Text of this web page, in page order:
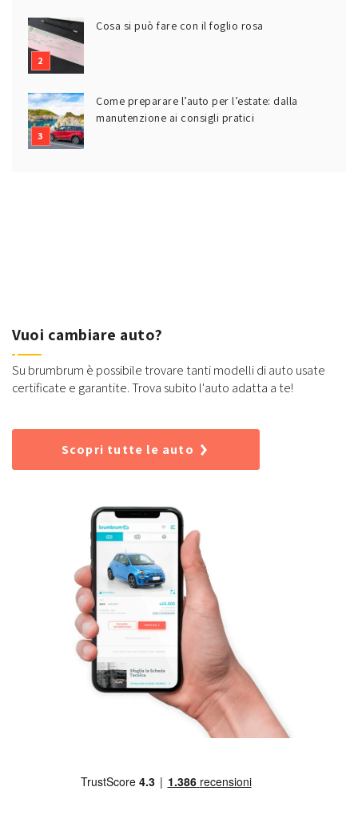
Cosa si può fare con il foglio rosa
Come preparare l’auto per l’estate: dalla
manutenzione ai consigli pratici
Vuoi cambiare auto?
Su brumbrum è possibile trovare tanti modelli di auto usate
certificate e garantite. Trova subito l'auto adatta a te!
Scopri tutte le auto